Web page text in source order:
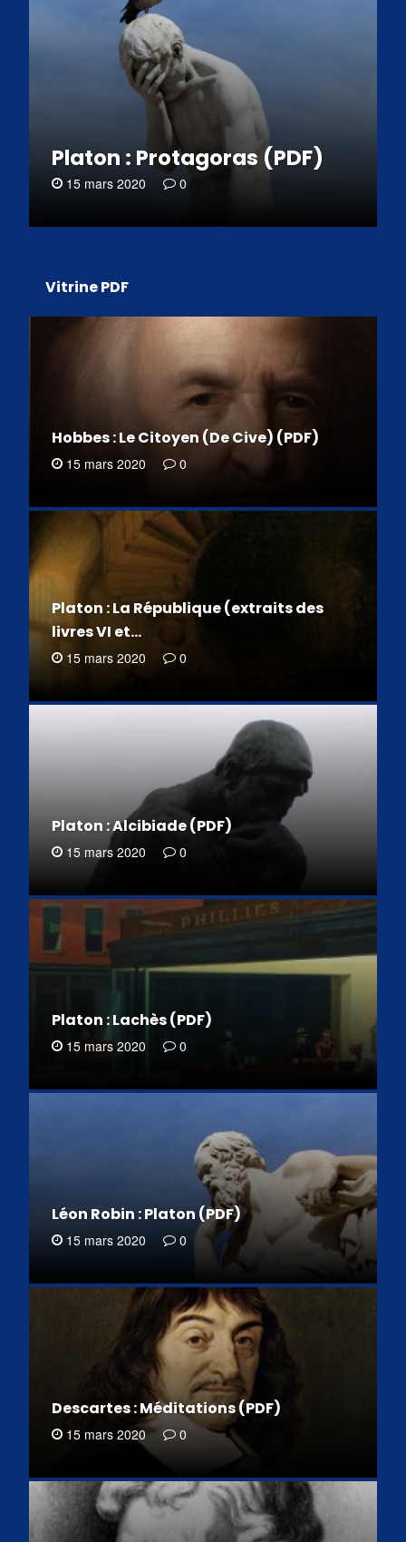
Platon : Protagoras (PDF)
15 mars 2020 0
Vitrine PDF
Hobbes : Le Citoyen (De Cive) (PDF)
15 mars 2020 0
Platon : La République (extraits des
livres VI et…
15 mars 2020 0
Platon : Alcibiade (PDF)
15 mars 2020 0
Platon : Lachès (PDF)
15 mars 2020 0
Léon Robin : Platon (PDF)
15 mars 2020 0
Descartes : Méditations (PDF)
15 mars 2020 0